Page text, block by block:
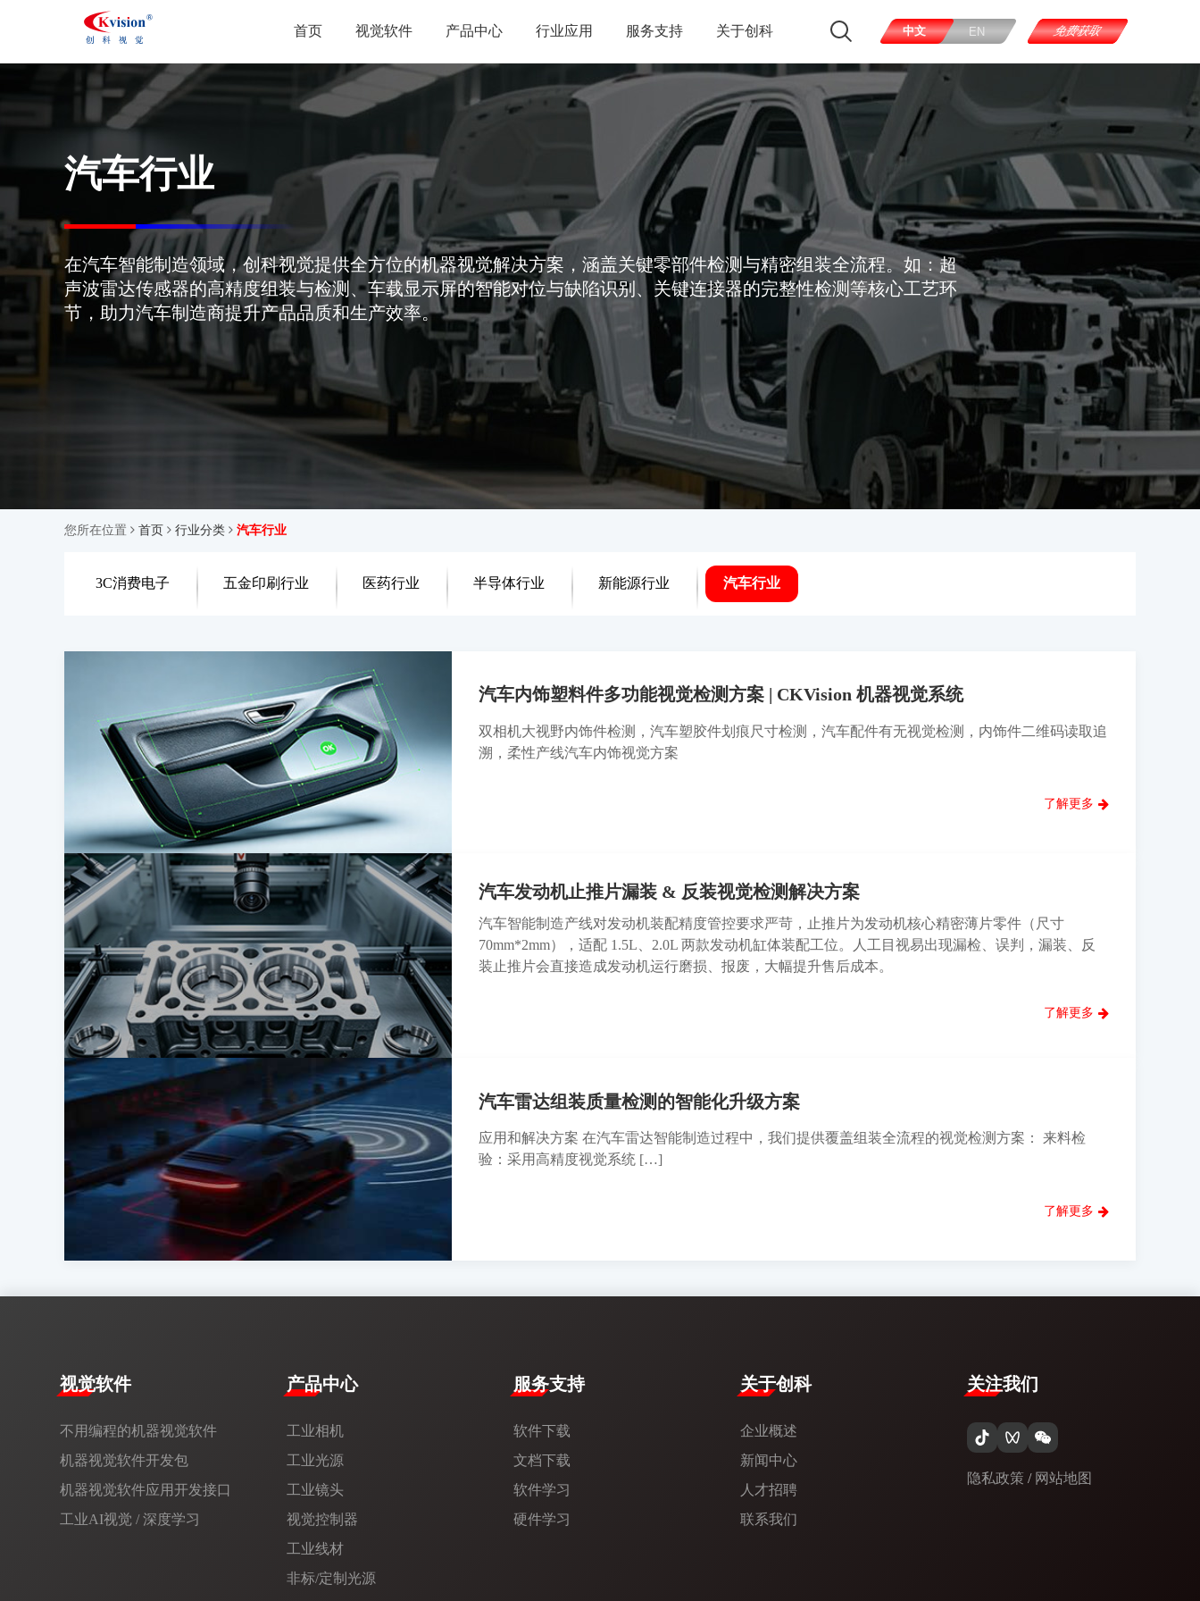
首页 视觉软件 产品中心 行业应用 服务支持 关于创科 中文 EN 免费获取
汽车行业
在汽车智能制造领域，创科视觉提供全方位的机器视觉解决方案，涵盖关键零部件检测与精密组装全流程。如：超
声波雷达传感器的高精度组装与检测、车载显示屏的智能对位与缺陷识别、关键连接器的完整性检测等核心工艺环
节，助力汽车制造商提升产品品质和生产效率。
您所在位置 首页 行业分类 汽车行业
3C消费电子 五金印刷行业 医药行业 半导体行业 新能源行业 汽车行业
汽车内饰塑料件多功能视觉检测方案 | CKVision 机器视觉系统
双相机大视野内饰件检测，汽车塑胶件划痕尺寸检测，汽车配件有无视觉检测，内饰件二维码读取追
溯，柔性产线汽车内饰视觉方案
了解更多
汽车发动机止推片漏装 & 反装视觉检测解决方案
汽车智能制造产线对发动机装配精度管控要求严苛，止推片为发动机核心精密薄片零件（尺寸
70mm*2mm），适配 1.5L、2.0L 两款发动机缸体装配工位。人工目视易出现漏检、误判，漏装、反
装止推片会直接造成发动机运行磨损、报废，大幅提升售后成本。
了解更多
汽车雷达组装质量检测的智能化升级方案
应用和解决方案 在汽车雷达智能制造过程中，我们提供覆盖组装全流程的视觉检测方案： 来料检
验：采用高精度视觉系统 […]
了解更多
视觉软件
不用编程的机器视觉软件
机器视觉软件开发包
机器视觉软件应用开发接口
工业AI视觉 / 深度学习
产品中心
工业相机
工业光源
工业镜头
视觉控制器
工业线材
非标/定制光源
服务支持
软件下载
文档下载
软件学习
硬件学习
​关于创科​
企业概述
新闻中心​
人才招聘
联系我们
关注我们
隐私政策 / 网站地图